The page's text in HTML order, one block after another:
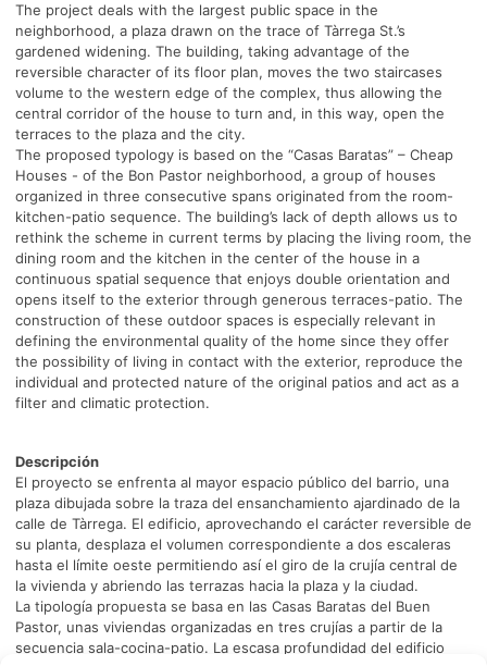
The project deals with the largest public space in the
neighborhood, a plaza drawn on the trace of Tàrrega St.’s
gardened widening. The building, taking advantage of the
reversible character of its floor plan, moves the two staircases
volume to the western edge of the complex, thus allowing the
central corridor of the house to turn and, in this way, open the
terraces to the plaza and the city.
The proposed typology is based on the “Casas Baratas” – Cheap
Houses - of the Bon Pastor neighborhood, a group of houses
organized in three consecutive spans originated from the room-
kitchen-patio sequence. The building’s lack of depth allows us to
rethink the scheme in current terms by placing the living room, the
dining room and the kitchen in the center of the house in a
continuous spatial sequence that enjoys double orientation and
opens itself to the exterior through generous terraces-patio. The
construction of these outdoor spaces is especially relevant in
defining the environmental quality of the home since they offer
the possibility of living in contact with the exterior, reproduce the
individual and protected nature of the original patios and act as a
filter and climatic protection.
Descripción
El proyecto se enfrenta al mayor espacio público del barrio, una
plaza dibujada sobre la traza del ensanchamiento ajardinado de la
calle de Tàrrega. El edificio, aprovechando el carácter reversible de
su planta, desplaza el volumen correspondiente a dos escaleras
hasta el límite oeste permitiendo así el giro de la crujía central de
la vivienda y abriendo las terrazas hacia la plaza y la ciudad.
La tipología propuesta se basa en las Casas Baratas del Buen
Pastor, unas viviendas organizadas en tres crujías a partir de la
secuencia sala-cocina-patio. La escasa profundidad del edificio